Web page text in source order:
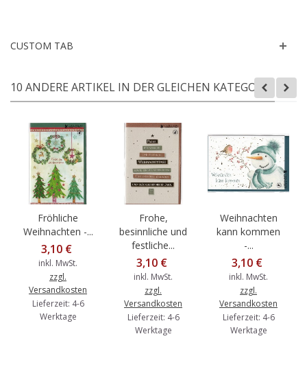
CUSTOM TAB
10 ANDERE ARTIKEL IN DER GLEICHEN KATEGORIE:
Fröhliche
Weihnachten -...
3,10 €
inkl. MwSt.
zzgl.
Versandkosten
Lieferzeit: 4-6
Werktage
Frohe,
besinnliche und
festliche...
3,10 €
inkl. MwSt.
zzgl.
Versandkosten
Lieferzeit: 4-6
Werktage
Weihnachten
kann kommen
-...
3,10 €
inkl. MwSt.
zzgl.
Versandkosten
Lieferzeit: 4-6
Werktage